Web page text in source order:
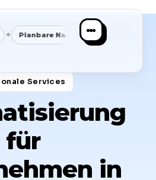
Nachfrage ✦ Ein System. Kein
Services​
für
in